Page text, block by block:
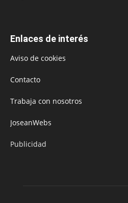
Enlaces de interés
Aviso de cookies
Contacto
Trabaja con nosotros
JoseanWebs
Publicidad